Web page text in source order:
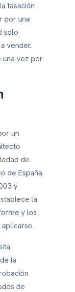
tasación
por una
solo
vender.
una vez por
un
de
de España.
y
la
y los
la
de